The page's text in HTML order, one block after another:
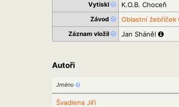
Vytiskl K.O.B. Choceň
Závod Oblastní žebříček
Záznam vložil Jan Sháněl
Autoři
Jméno
Švadlena Jiří